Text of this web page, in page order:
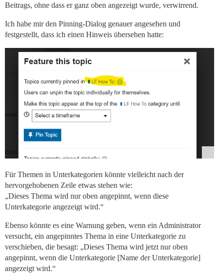
Beitrags, ohne dass er ganz oben angezeigt wurde, verwirrend.
Ich habe mir den Pinning-Dialog genauer angesehen und
festgestellt, dass ich einen Hinweis übersehen hatte:
Für Themen in Unterkategorien könnte vielleicht nach der
hervorgehobenen Zeile etwas stehen wie:
„Dieses Thema wird nur oben angepinnt, wenn diese
Unterkategorie angezeigt wird.“
Ebenso könnte es eine Warnung geben, wenn ein Administrator
versucht, ein angepinntes Thema in eine Unterkategorie zu
verschieben, die besagt: „Dieses Thema wird jetzt nur oben
angepinnt, wenn die Unterkategorie [Name der Unterkategorie]
angezeigt wird.“